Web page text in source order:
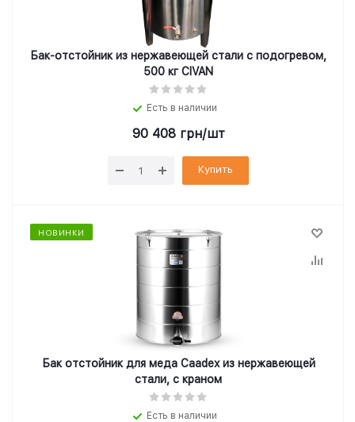
Бак-отстойник из нержавеющей стали с подогревом,
500 кг CIVAN
Есть в наличии
90 408грн/шт
Купить
НОВИНКИ
Бак отстойник для меда Caadex из нержавеющей
стали, с краном
Есть в наличии